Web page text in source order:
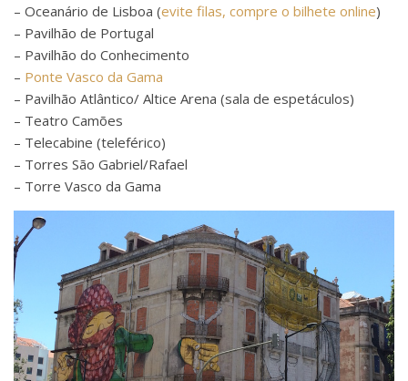
– Oceanário de Lisboa (evite filas, compre o bilhete online)
– Pavilhão de Portugal
– Pavilhão do Conhecimento
– Ponte Vasco da Gama
– Pavilhão Atlântico/ Altice Arena (sala de espetáculos)
– Teatro Camões
– Telecabine (teleférico)
– Torres São Gabriel/Rafael
– Torre Vasco da Gama